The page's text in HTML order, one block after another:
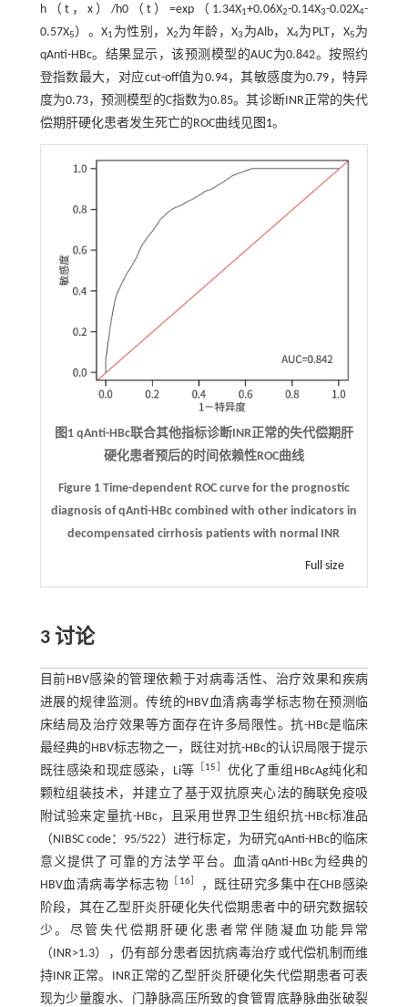
h（t，x）/h0（t）=exp（1.34X1+0.06X2-0.14X3-0.02X4-
0.57X5）。X1 为性别，X2为年龄，X3 为Alb，X4为PLT，X5为
qAnti-HBc。结果显示，该预测模型的AUC为0.842。按照约
登指数最大，对应cut-off值为0.94，其敏感度为0.79，特异
度为0.73，预测模型的C指数为0.85。其诊断INR正常的失代
偿期肝硬化患者发生死亡的ROC曲线见图1。
图1 qAnti-HBc联合其他指标诊断INR正常的失代偿期肝
硬化患者预后的时间依赖性ROC曲线
Figure 1 Time-dependent ROC curve for the prognostic
diagnosis of qAnti-HBc combined with other indicators in
decompensated cirrhosis patients with normal INR
Full size
3 讨论
目前HBV感染的管理依赖于对病毒活性、治疗效果和疾病
进展的规律监测。传统的HBV血清病毒学标志物在预测临
床结局及治疗效果等方面存在许多局限性。抗-HBc是临床
最经典的HBV标志物之一，既往对抗-HBc的认识局限于提示
既往感染和现症感染，Li等
15
优化了重组HBcAg纯化和
颗粒组装技术，并建立了基于双抗原夹心法的酶联免疫吸
附试验来定量抗-HBc，且采用世界卫生组织抗-HBc标准品
（NIBSC code：95/522）进行标定，为研究qAnti-HBc的临床
意义提供了可靠的方法学平台。血清qAnti-HBc为经典的
HBV血清病毒学标志物
16］
，既往研究多集中在CHB感染
阶段，其在乙型肝炎肝硬化失代偿期患者中的研究数据较
少。尽管失代偿期肝硬化患者常伴随凝血功能异常
（INR>1.3），仍有部分患者因抗病毒治疗或代偿机制而维
持INR正常。INR正常的乙型肝炎肝硬化失代偿期患者可表
现为少量腹水、门静脉高压所致的食管胃底静脉曲张破裂